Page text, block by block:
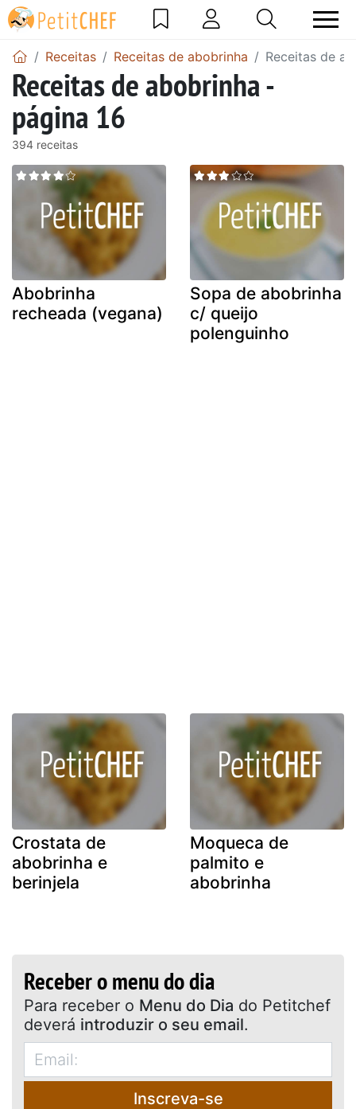
Receitas Receitas de abobrinha Receitas de
Receitas de abobrinha -
página 16
394 receitas
Abobrinha
recheada (vegana)
Sopa de abobrinha
c/ queijo
polenguinho
Crostata de
abobrinha e
berinjela
Moqueca de
palmito e
abobrinha
Receber o menu do dia
Para receber o Menu do Dia do Petitchef
deverá introduzir o seu email.
Inscreva-se